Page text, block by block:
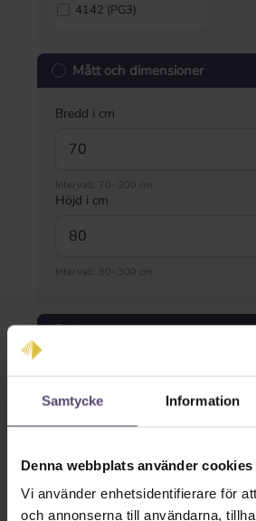
Samtycke Information
Denna webbplats använder cookies
Vi använder enhetsidentifierare för
och annonserna till användarna,
4142 (PG3)
Mått och dimensioner
Bredd i cm
Intervall: 70–300 cm
Höjd i cm
Intervall: 80–300 cm
Typ av montering